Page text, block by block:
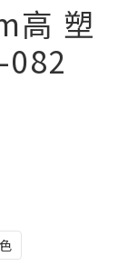
高 塑
082